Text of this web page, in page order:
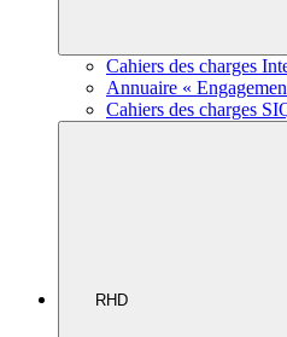
Cahiers des charges
Annuaire «
Cahiers des charges
RHD